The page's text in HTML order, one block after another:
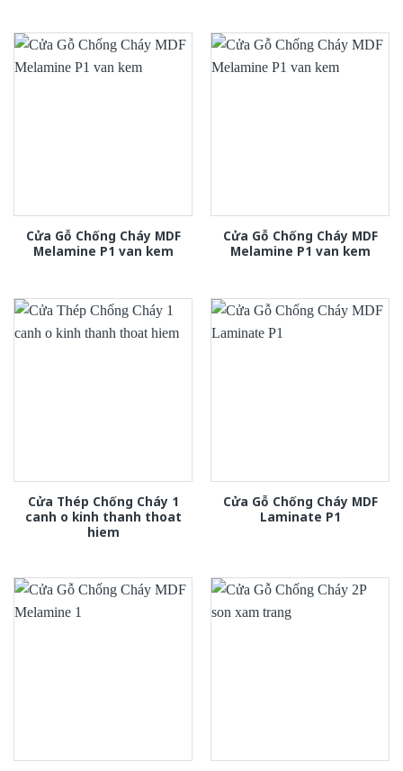
Cửa Gỗ Chống Cháy MDF
Melamine P1 van kem
Cửa Gỗ Chống Cháy MDF
Melamine P1 van kem
Cửa Thép Chống Cháy 1
canh o kinh thanh thoat
hiem
Cửa Gỗ Chống Cháy MDF
Laminate P1